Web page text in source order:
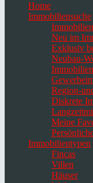
Home
Immobiliensuche
Neu im
Exklusiv
Neubau-
Region-
Diskrete
Meine
Immobilientypen
Fincas
Villen
Häuser